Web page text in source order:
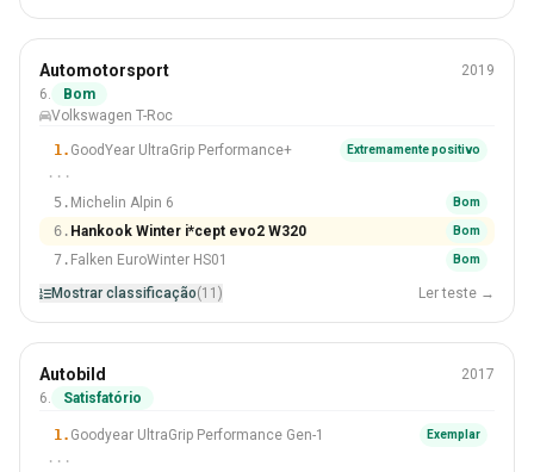
Inverno
215/55 R17
#6 De 11 Pneus
Automotorsport
2019
6.
Bom
Volkswagen T-Roc
1. GoodYear UltraGrip Performance+ Extremamente positivo
···
5. Michelin Alpin 6 Bom
6. Hankook Winter i*cept evo2 W320 Bom
7. Falken EuroWinter HS01 Bom
Mostrar classificação(11) Ler teste →
225/55 R17
#6 De 10 Pneus
Autobild
2017
6.
Satisfatório
1. Goodyear UltraGrip Performance Gen-1 Exemplar
···